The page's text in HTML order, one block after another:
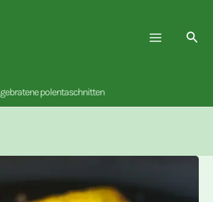
gebratene polentaschnitten